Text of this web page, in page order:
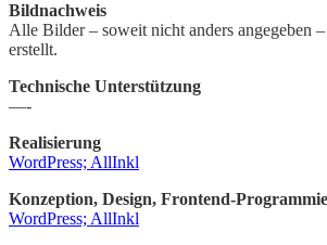
Bildnachweis
Alle Bilder – soweit nicht anders angegeben
erstellt.
Technische Unterstützung
—-
Realisierung
WordPress; AllInkl
Konzeption, Design, Frontend-
WordPress; AllInkl